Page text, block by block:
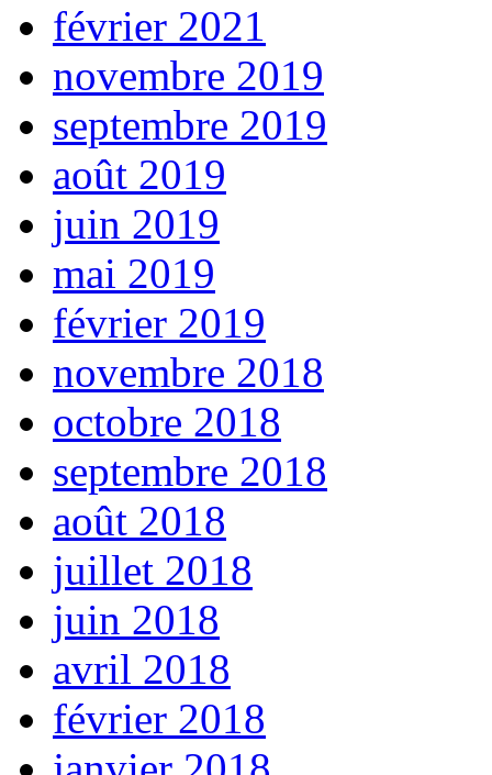
février 2021
novembre 2019
septembre 2019
août 2019
juin 2019
mai 2019
février 2019
novembre 2018
octobre 2018
septembre 2018
août 2018
juillet 2018
juin 2018
avril 2018
février 2018